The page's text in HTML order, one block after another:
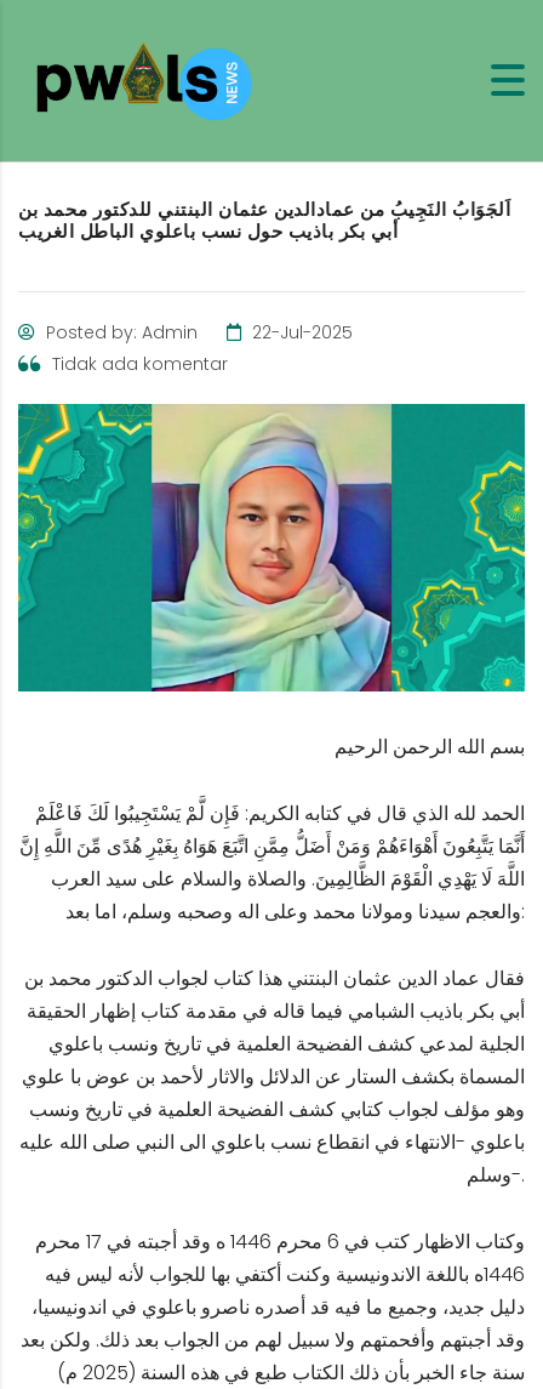
اَلجَوَابُ النَجِيبُ من عمادالدين عثمان البنتني للدكتور محمد بن
أبي بكر باذيب حول نسب باعلوي الباطل الغريب
Posted by: Admin
22-Jul-2025
Tidak ada komentar
بسم الله الرحمن الرحيم
الحمد لله الذي قال في كتابه الكريم: فَإِن لَّمْ يَسْتَجِيبُوا لَكَ فَاعْلَمْ
أَنَّمَا يَتَّبِعُونَ أَهْوَاءَهُمْ وَمَنْ أَضَلُّ مِمَّنِ اتَّبَعَ هَوَاهُ بِغَيْرِ هُدًى مِّنَ اللَّهِ إِنَّ
اللَّهَ لَا يَهْدِي الْقَوْمَ الظَّالِمِينَ. والصلاة والسلام على سيد العرب
والعجم سيدنا ومولانا محمد وعلى اله وصحبه وسلم، اما بعد:
فقال عماد الدين عثمان البنتني هذا كتاب لجواب الدكتور محمد بن
أبي بكر باذيب الشبامي فيما قاله في مقدمة كتاب إظهار الحقيقة
الجلية لمدعي كشف الفضيحة العلمية في تاريخ ونسب باعلوي
المسماة بكشف الستار عن الدلائل والاثار لأحمد بن عوض با علوي
وهو مؤلف لجواب كتابي كشف الفضيحة العلمية في تاريخ ونسب
باعلوي -الانتهاء في انقطاع نسب باعلوي الى النبي صلى الله عليه
وسلم-.
وكتاب الاظهار كتب في 6 محرم 1446 ه وقد أجبته في 17 محرم
1446ه باللغة الاندونيسية وكنت أكتفي بها للجواب لأنه ليس فيه
دليل جديد، وجميع ما فيه قد أصدره ناصرو باعلوي في اندونيسيا،
وقد أجبتهم وأفحمتهم ولا سبيل لهم من الجواب بعد ذلك. ولكن بعد
سنة جاء الخبر بأن ذلك الكتاب طبع في هذه السنة (2025 م)